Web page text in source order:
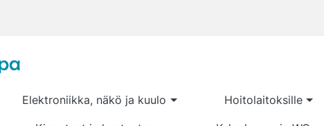
Elektroniikka, näkö ja kuulo Hoitolaitoksille